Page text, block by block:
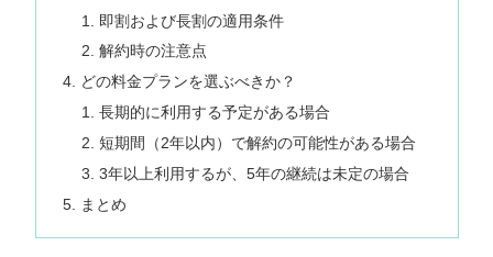
即割および長割の適用条件
解約時の注意点
どの料金プランを選ぶべきか？
長期的に利用する予定がある場合
短期間（2年以内）で解約の可能性がある場合
3年以上利用するが、5年の継続は未定の場合
まとめ